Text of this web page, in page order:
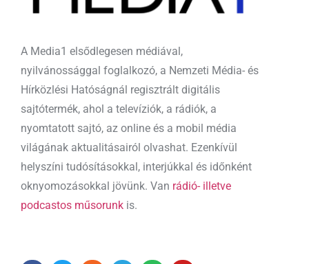
A Media1 elsődlegesen médiával,
nyilvánossággal foglalkozó, a Nemzeti Média- és
Hírközlési Hatóságnál regisztrált digitális
sajtótermék, ahol a televíziók, a rádiók, a
nyomtatott sajtó, az online és a mobil média
világának aktualitásairól olvashat. Ezenkívül
helyszíni tudósításokkal, interjúkkal és időnként
oknyomozásokkal jövünk. Van rádió- illetve
podcastos műsorunk is.